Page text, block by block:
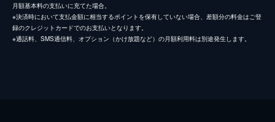
月額基本料の支払いに充てた場合。
※決済時において支払金額に相当するポイントを保有していない場合、差額分の料金はご登
録のクレジットカードでのお支払いとなります。
※通話料、SMS通信料、オプション（かけ放題など）の月額利用料は別途発生します。